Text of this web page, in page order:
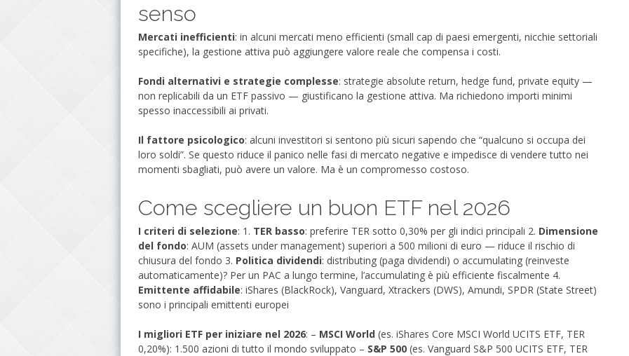
senso
Mercati inefficienti: in alcuni mercati meno efficienti (small cap di paesi emergenti, nicchie settoriali
specifiche), la gestione attiva può aggiungere valore reale che compensa i costi.
Fondi alternativi e strategie complesse: strategie absolute return, hedge fund, private equity —
non replicabili da un ETF passivo — giustificano la gestione attiva. Ma richiedono importi minimi
spesso inaccessibili ai privati.
Il fattore psicologico: alcuni investitori si sentono più sicuri sapendo che “qualcuno si occupa dei
loro soldi”. Se questo riduce il panico nelle fasi di mercato negative e impedisce di vendere tutto nei
momenti sbagliati, può avere un valore. Ma è un compromesso costoso.
Come scegliere un buon ETF nel 2026
I criteri di selezione: 1. TER basso: preferire TER sotto 0,30% per gli indici principali 2. Dimensione
del fondo: AUM (assets under management) superiori a 500 milioni di euro — riduce il rischio di
chiusura del fondo 3. Politica dividendi: distributing (paga dividendi) o accumulating (reinveste
automaticamente)? Per un PAC a lungo termine, l’accumulating è più efficiente fiscalmente 4.
Emittente affidabile: iShares (BlackRock), Vanguard, Xtrackers (DWS), Amundi, SPDR (State Street)
sono i principali emittenti europei
I migliori ETF per iniziare nel 2026: – MSCI World (es. iShares Core MSCI World UCITS ETF, TER
0,20%): 1.500 azioni di tutto il mondo sviluppato – S&P 500 (es. Vanguard S&P 500 UCITS ETF, TER